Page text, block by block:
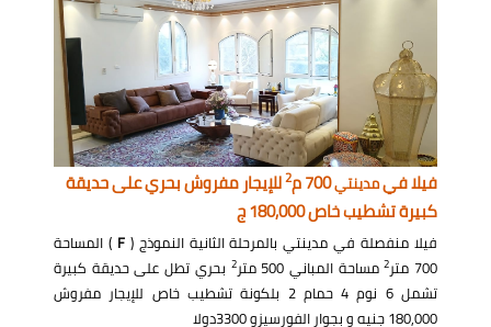
فيلا فيمدينتي700 م 2للإيجار مفروش بحري على حديقة
كبيرة تشطيب خاص 180,000 ج
فيلا منفصلة في مدينتي بالمرحلة الثانية النموذج (F ) المساحة
700 متر
2مساحة المباني 500 متر 2 بحري تطل على حديقة كبيرة
تشمل 6 نوم 4 حمام 2 بلكونة تشطيب خاص للإيجار مفروش
180,000 جنيه و بجوار الفورسيزو 3300دولا